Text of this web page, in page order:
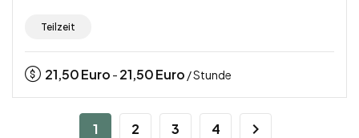
Teilzeit
21,50Euro - 21,50Euro / Stunde
1 2 3 4